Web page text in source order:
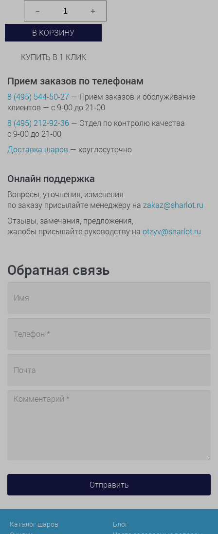
В КОРЗИНУ
КУПИТЬ В 1 КЛИК
Прием заказов по телефонам
8 (495) 544-50-27 — Прием заказов и обслуживание
клиентов — с 9-00 до 21-00
8 (495) 212-92-36 — Отдел по контролю качества
с 9-00 до 21-00
Доставка шаров — круглосуточно
Онлайн поддержка
Вопросы, уточнения, изменения
по заказу присылайте менеджеру на zakaz@sharlot.ru
Отзывы, замечания, предложения,
жалобы присылайте руководству на otzyv@sharlot.ru
Обратная связь
Каталог шаров
Блог